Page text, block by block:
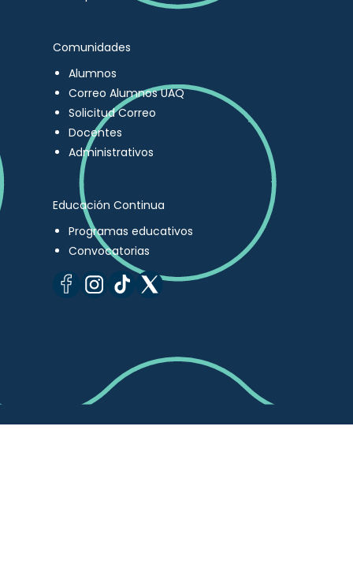
Comunidades
Alumnos
Correo Alumnos UAQ
Solicitud Correo
Docentes
Administrativos
Educación Continua
Programas educativos
Convocatorias